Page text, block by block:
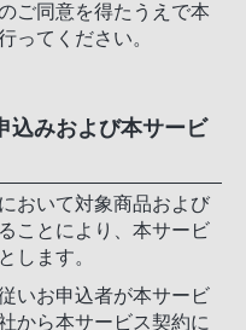
ご同意を得たうえで本
ってください。
込みおよび本サービ
おいて対象商品および
ことにより、本サービ
します。
いお申込者が本サービ
から本サービス契約に